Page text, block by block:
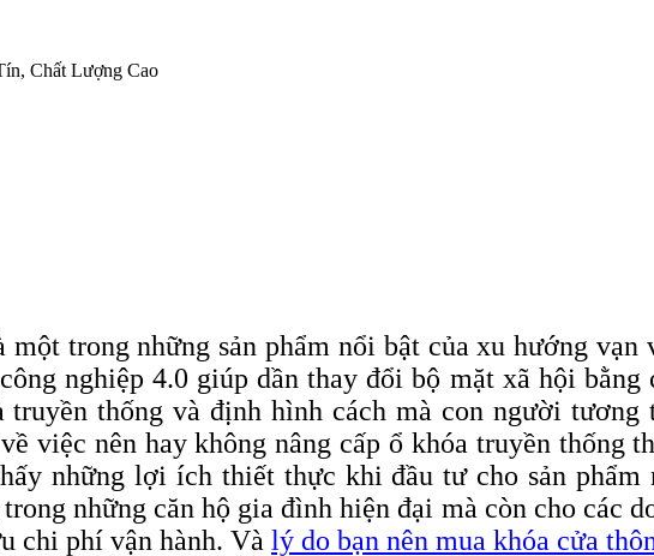
Chất Lượng Cao
trong những sản phẩm nổi bật của xu hướng
nghiệp 4.0 giúp dần thay đổi bộ mặt xã hội bằng
thống và định hình cách mà con người tương
việc nên hay không nâng cấp ổ khóa truyền thống
những lợi ích thiết thực khi đầu tư cho sản
những căn hộ gia đình hiện đại mà còn cho các
chi phí vận hành. Và lý do bạn nên mua khóa cửa